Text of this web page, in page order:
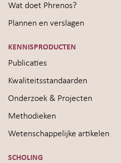
Wat doet Phrenos?
Plannen en verslagen
KENNISPRODUCTEN
Publicaties
Kwaliteitsstandaarden
Onderzoek & Projecten
Methodieken
Wetenschappelijke artikelen
SCHOLING